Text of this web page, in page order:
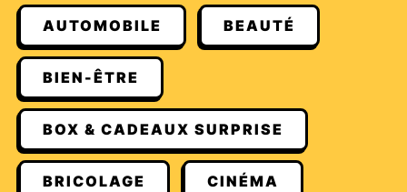
AUTOMOBILE BEAUTÉ
BIEN-ÊTRE
BOX & CADEAUX SURPRISE
BRICOLAGE CINÉMA